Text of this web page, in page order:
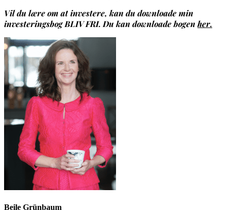
Vil du lære om at investere, kan du downloade min
investeringsbog BLIV FRI. Du kan downloade bogen her.
Beile Grünbaum